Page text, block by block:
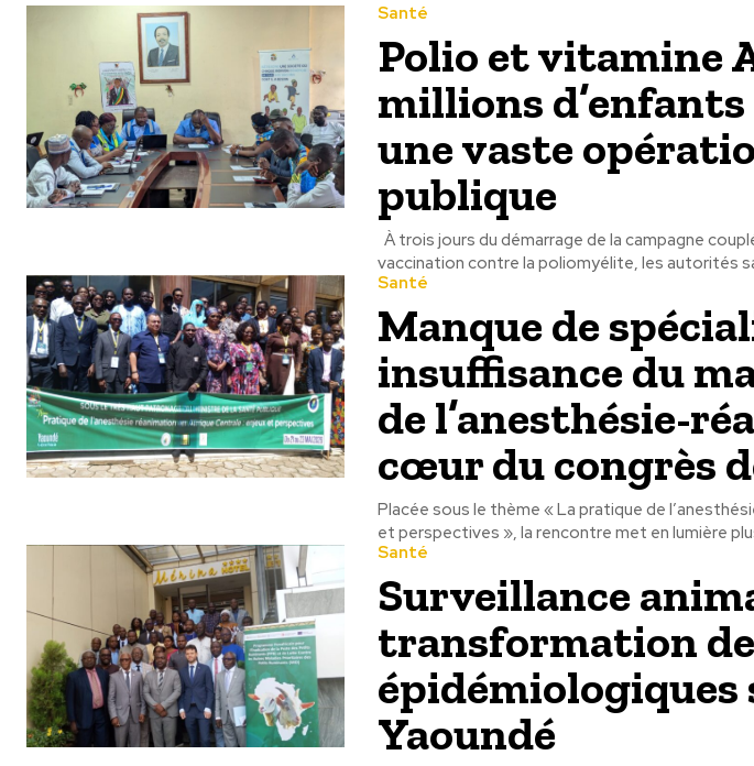
Santé
Polio et vitamine
millions
une vaste
publique
À trois jours du démarrage de la campagne
vaccination contre la poliomyélite, les autorités
Santé
Manque de
insuffisance du
de l’anesthésie-
cœur du congrès
Placée sous le thème « La pratique de
et perspectives », la rencontre met en lumière
Santé
Surveillance
transformation
épidémiologiques
Yaoundé